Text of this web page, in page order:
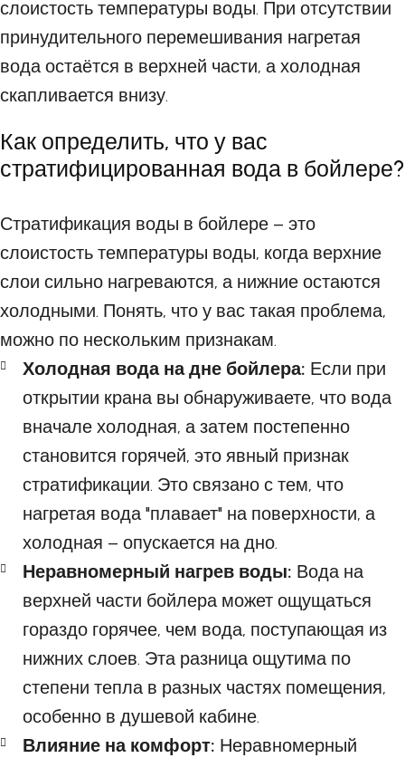
слоистость температуры воды. При отсутствии
принудительного перемешивания нагретая
вода остаётся в верхней части, а холодная
скапливается внизу.
Как определить, что у вас
стратифицированная вода в бойлере?
Стратификация воды в бойлере – это
слоистость температуры воды, когда верхние
слои сильно нагреваются, а нижние остаются
холодными. Понять, что у вас такая проблема,
можно по нескольким признакам.
Холодная вода на дне бойлера: Если при
открытии крана вы обнаруживаете, что вода
вначале холодная, а затем постепенно
становится горячей, это явный признак
стратификации. Это связано с тем, что
нагретая вода "плавает" на поверхности, а
холодная – опускается на дно.
Неравномерный нагрев воды: Вода на
верхней части бойлера может ощущаться
гораздо горячее, чем вода, поступающая из
нижних слоев. Эта разница ощутима по
степени тепла в разных частях помещения,
особенно в душевой кабине.
Влияние на комфорт: Неравномерный